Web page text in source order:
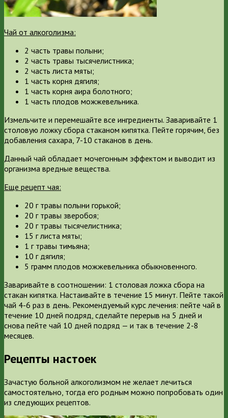
Чай от алкоголизма:
2 часть травы полыни;
2 часть травы тысячелистника;
2 часть листа мяты;
1 часть корня дягиля;
1 часть корня аира болотного;
1 часть плодов можжевельника.
Измельчите и перемешайте все ингредиенты. Заваривайте 1
столовую ложку сбора стаканом кипятка. Пейте горячим, без
добавления сахара, 7-10 стаканов в день.
Данный чай обладает мочегонным эффектом и выводит из
организма вредные вещества.
Еще рецепт чая:
20 г травы полыни горькой;
20 г травы зверобоя;
20 г травы тысячелистника;
15 г листа мяты;
1 г травы тимьяна;
10 г дягиля;
5 грамм плодов можжевельника обыкновенного.
Заваривайте в соотношении: 1 столовая ложка сбора на
стакан кипятка. Настаивайте в течение 15 минут. Пейте такой
чай 4-6 раз в день. Рекомендуемый курс лечения: пейте чай в
течение 10 дней подряд, сделайте перерыв на 5 дней и
снова пейте чай 10 дней подряд — и так в течение 2-8
месяцев.
Рецепты настоек
Зачастую больной алкоголизмом не желает лечиться
самостоятельно, тогда его родным можно попробовать один
из следующих рецептов.